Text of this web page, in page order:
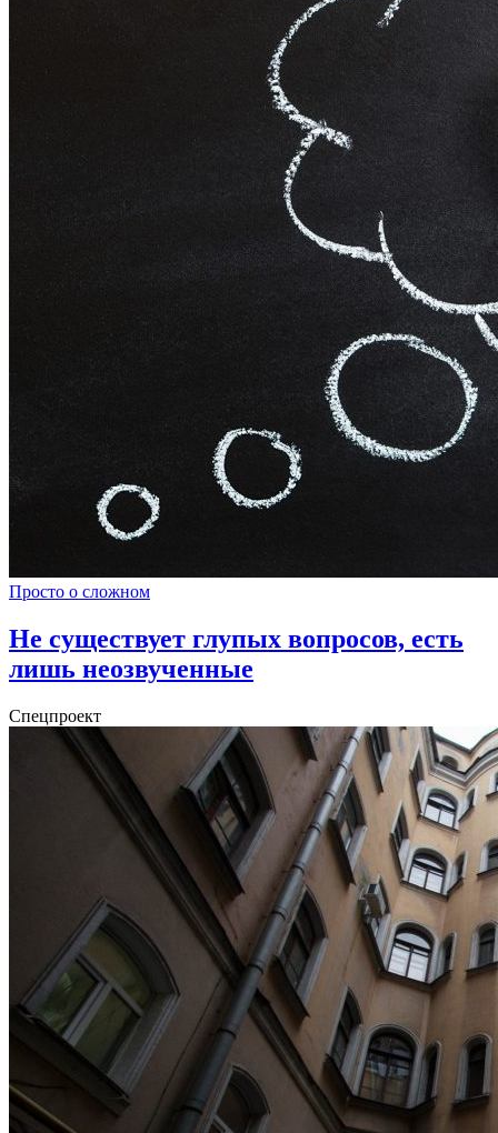
Просто о сложном
Не существует глупых вопросов, есть
лишь неозвученные
Спецпроект